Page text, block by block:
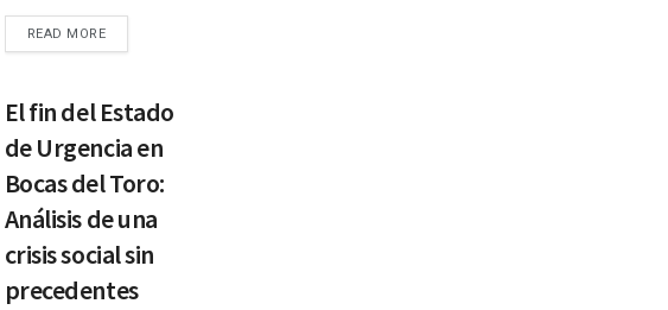
READ MORE
El fin del Estado
de Urgencia en
Bocas del Toro:
Análisis de una
crisis social sin
precedentes